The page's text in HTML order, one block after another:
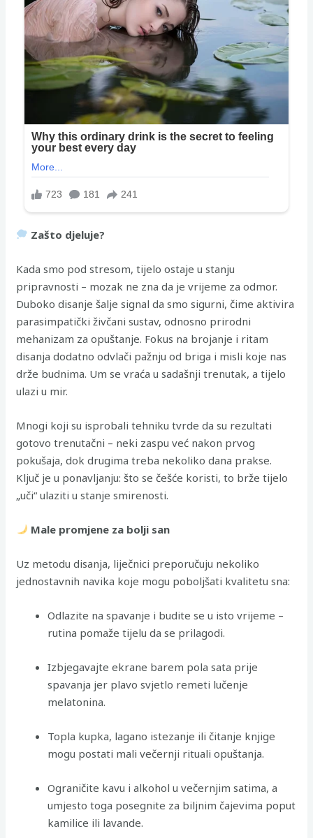
Zašto djeluje?
Kada smo pod stresom, tijelo ostaje u stanju
pripravnosti – mozak ne zna da je vrijeme za odmor.
Duboko disanje šalje signal da smo sigurni, čime aktivira
parasimpatički živčani sustav, odnosno prirodni
mehanizam za opuštanje. Fokus na brojanje i ritam
disanja dodatno odvlači pažnju od briga i misli koje nas
drže budnima. Um se vraća u sadašnji trenutak, a tijelo
ulazi u mir.
Mnogi koji su isprobali tehniku tvrde da su rezultati
gotovo trenutačni – neki zaspu već nakon prvog
pokušaja, dok drugima treba nekoliko dana prakse.
Ključ je u ponavljanju: što se češće koristi, to brže tijelo
„uči“ ulaziti u stanje smirenosti.
Male promjene za bolji san
Uz metodu disanja, liječnici preporučuju nekoliko
jednostavnih navika koje mogu poboljšati kvalitetu sna:
Odlazite na spavanje i budite se u isto vrijeme –
rutina pomaže tijelu da se prilagodi.
Izbjegavajte ekrane barem pola sata prije
spavanja jer plavo svjetlo remeti lučenje
melatonina.
Topla kupka, lagano istezanje ili čitanje knjige
mogu postati mali večernji rituali opuštanja.
Ograničite kavu i alkohol u večernjim satima, a
umjesto toga posegnite za biljnim čajevima poput
kamilice ili lavande.